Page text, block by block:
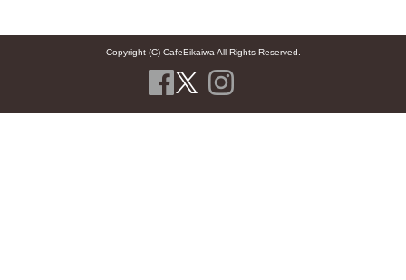
Copyright (C) CafeEikaiwa All Rights Reserved.